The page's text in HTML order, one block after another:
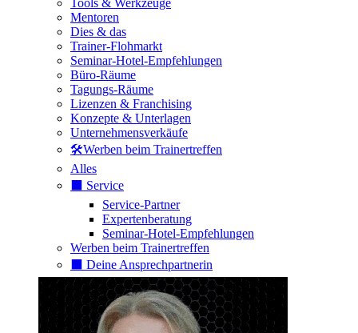
Mentoren
Dies & das
Trainer-Flohmarkt
Seminar-Hotel-Empfehlungen
Büro-Räume
Tagungs-Räume
Lizenzen & Franchising
Konzepte & Unterlagen
Unternehmensverkäufe
🛠️Werben beim Trainertreffen
Alles
⬛️ Service
Service-Partner
Expertenberatung
Seminar-Hotel-Empfehlungen
Werben beim Trainertreffen
⬛️ Deine Ansprechpartnerin